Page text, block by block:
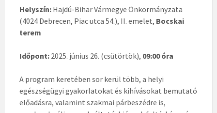
Helyszín: Hajdú-Bihar Vármegye Önkormányzata
(4024 Debrecen, Piac utca 54.), II. emelet, Bocskai
terem
Időpont: 2025. június 26. (csütörtök), 09:00 óra
A program keretében sor kerül több, a helyi
egészségügyi gyakorlatokat és kihívásokat bemutató
előadásra, valamint szakmai párbeszédre is,